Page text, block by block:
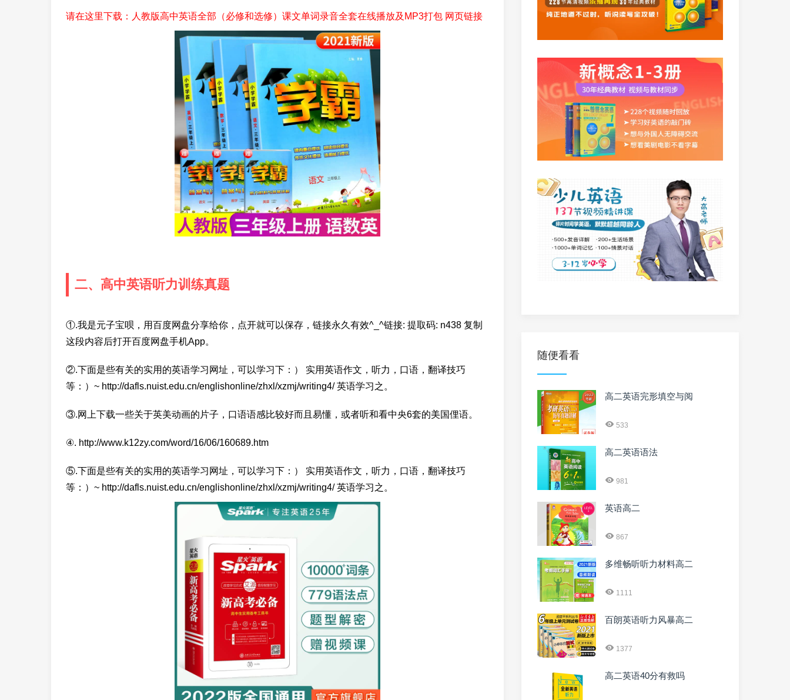
请在这里下载：人教版高中英语全部（必修和选修）课文单词录音全套在线播放及MP3打包 网页链接
二、高中英语听力训练真题
①.我是元子宝呗，用百度网盘分享给你，点开就可以保存，链接永久有效^_^链接: 提取码: n438 复制
这段内容后打开百度网盘手机App。
②.下面是些有关的实用的英语学习网址，可以学习下：） 实用英语作文，听力，口语，翻译技巧
等：）~ http://dafls.nuist.edu.cn/englishonline/zhxl/xzmj/writing4/ 英语学习之。
③.网上下载一些关于英美动画的片子，口语语感比较好而且易懂，或者听和看中央6套的美国俚语。
④. http://www.k12zy.com/word/16/06/160689.htm
⑤.下面是些有关的实用的英语学习网址，可以学习下：） 实用英语作文，听力，口语，翻译技巧
等：）~ http://dafls.nuist.edu.cn/englishonline/zhxl/xzmj/writing4/ 英语学习之。
随便看看
高二英语完形填空与阅
533
高二英语语法
981
英语高二
867
多维畅听听力材料高二
1111
百朗英语听力风暴高二
1377
高二英语40分有救吗